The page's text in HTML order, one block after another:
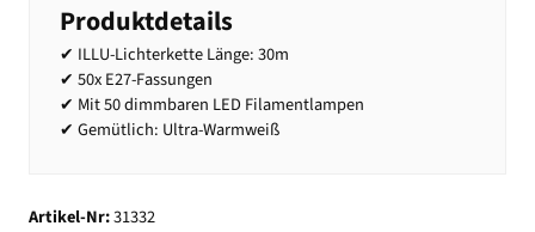
Produktdetails
✔ ILLU-Lichterkette Länge: 30m
✔ 50x E27-Fassungen
✔ Mit 50 dimmbaren LED Filamentlampen
✔ Gemütlich: Ultra-Warmweiß
Artikel-Nr:31332